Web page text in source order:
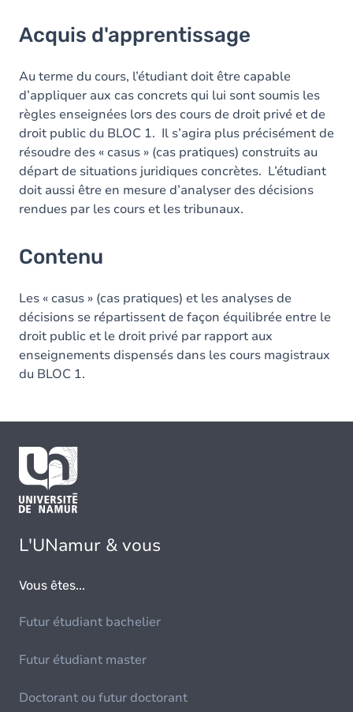
Contenu
Acquis d'apprentissage
Au terme du cours, l’étudiant doit être capable
d’appliquer aux cas concrets qui lui sont soumis les
règles enseignées lors des cours de droit privé et de
droit public du BLOC 1. Il s’agira plus précisément de
résoudre des « casus » (cas pratiques) construits au
départ de situations juridiques concrètes. L’étudiant
doit aussi être en mesure d’analyser des décisions
rendues par les cours et les tribunaux.
Contenu
Les « casus » (cas pratiques) et les analyses de
décisions se répartissent de façon équilibrée entre le
droit public et le droit privé par rapport aux
enseignements dispensés dans les cours magistraux
du BLOC 1.
L'UNamur & vous
Vous êtes...
Futur étudiant bachelier
Futur étudiant master
Doctorant ou futur doctorant